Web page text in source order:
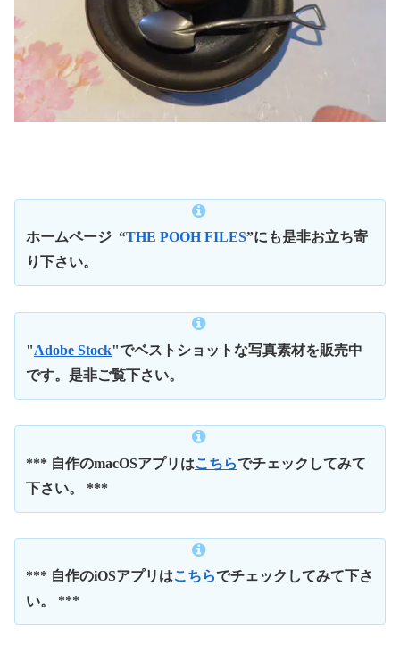
ホームページ “THE POOH FILES”にも是非お立ち寄
り下さい。
"Adobe Stock"でベストショットな写真素材を販売中
です。是非ご覧下さい。
*** 自作のmacOSアプリはこちらでチェックしてみて
下さい。 ***
*** 自作のiOSアプリはこちらでチェックしてみて下さ
い。 ***